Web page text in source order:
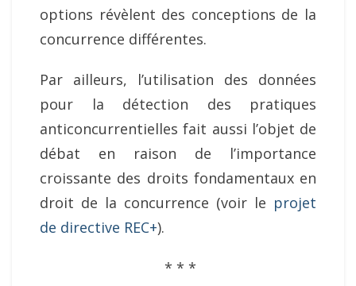
options révèlent des conceptions de la
concurrence différentes.
Par ailleurs, l’utilisation des données
pour la détection des pratiques
anticoncurrentielles fait aussi l’objet de
débat en raison de l’importance
croissante des droits fondamentaux en
droit de la concurrence (voir le projet
de directive REC+).
* * *